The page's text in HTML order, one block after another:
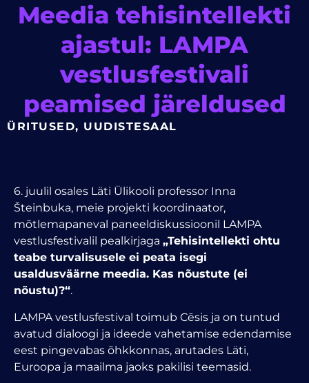
Meedia tehisintellekti
ajastul: LAMPA
vestlusfestivali
peamised järeldused
ÜRITUSED, UUDISTESAAL
6. juulil osales Läti Ülikooli professor Inna
Šteinbuka, meie projekti koordinaator,
mõtlemapaneval paneeldiskussioonil LAMPA
vestlusfestivalil pealkirjaga „Tehisintellekti ohtu
teabe turvalisusele ei peata isegi
usaldusväärne meedia. Kas nõustute (ei
nõustu)?“.
LAMPA vestlusfestival toimub Cēsis ja on tuntud
avatud dialoogi ja ideede vahetamise edendamise
eest pingevabas õhkkonnas, arutades Läti,
Euroopa ja maailma jaoks pakilisi teemasid.